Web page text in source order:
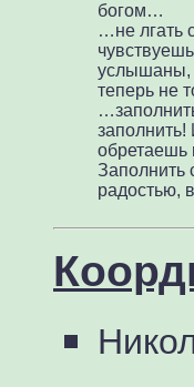
богом…
…не лгать
услышаны,
теперь не
заполнить!
Заполнить
радостью,